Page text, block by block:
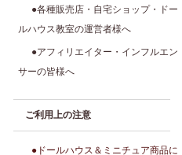
●各種販売店・自宅ショップ・ドー
ルハウス教室の運営者様へ
●アフィリエイター・インフルエン
サーの皆様へ
ご利用上の注意
●ドールハウス＆ミニチュア商品に